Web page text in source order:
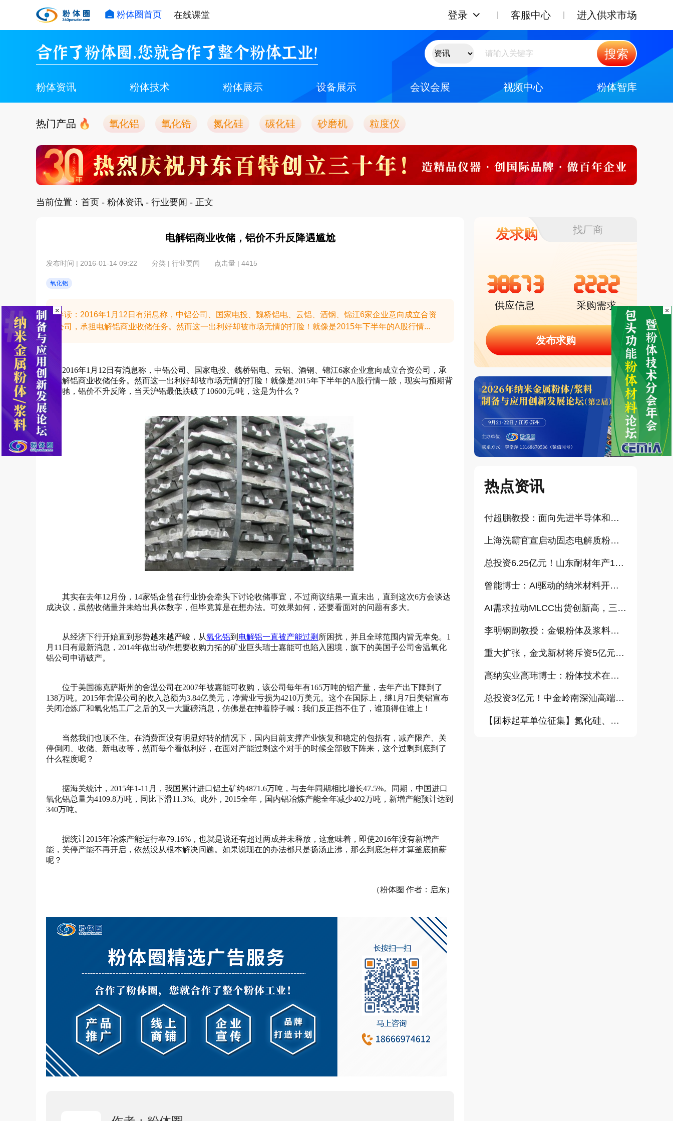
粉体圈首页 在线课堂 登录 客服中心 进入供求市场
合作了粉体圈，您就合作了整个粉体工业！ 搜索
粉体资讯 粉体技术 粉体展示 设备展示 会议会展 视频中心 粉体智库
热门产品 氧化铝 氧化锆 氮化硅 碳化硅 砂磨机 粒度仪
当前位置： 首页 - 粉体资讯 - 行业要闻 - 正文
电解铝商业收储，铝价不升反降遇尴尬
发布时间 | 2016-01-14 09:22 分类 | 行业要闻 点击量 | 4415
氧化铝
导读：2016年1月12日有消息称，中铝公司、国家电投、魏桥铝电、云铝、酒钢、锦江6家企业意向成立合资
公司，承担电解铝商业收储任务。然而这一出利好却被市场无情的打脸！就像是2015年下半年的A股行情...
2016年1月12日有消息称，中铝公司、国家电投、魏桥铝电、云铝、酒钢、锦江6家企业意向成立合资公司，承
担电解铝商业收储任务。然而这一出利好却被市场无情的打脸！就像是2015年下半年的A股行情一般，现实与预期背
道而驰，铝价不升反降，当天沪铝最低跌破了10600元/吨，这是为什么？
其实在去年12月份，14家铝企曾在行业协会牵头下讨论收储事宜，不过商议结果一直未出，直到这次6方会谈达
成决议，虽然收储量并未给出具体数字，但毕竟算是在想办法。可效果如何，还要看面对的问题有多大。
从经济下行开始直到形势越来越严峻，从氧化铝到 电解铝一直被产能过剩 所困扰，并且全球范围内皆无幸免。1
月11日有最新消息，2014年做出动作想要收购力拓的矿业巨头瑞士嘉能可也陷入困境，旗下的美国子公司舍温氧化
铝公司申请破产。
位于美国德克萨斯州的舍温公司在2007年被嘉能可收购，该公司每年有165万吨的铝产量，去年产出下降到了
138万吨。2015年舍温公司的收入总额为3.84亿美元，净营业亏损为4210万美元。这个在国际上，继1月7日美铝宣布
关闭冶炼厂和氧化铝工厂之后的又一大重磅消息，仿佛是在抻着脖子喊：我们反正挡不住了，谁顶得住谁上！
当然我们也顶不住。在消费面没有明显好转的情况下，国内目前支撑产业恢复和稳定的包括有，减产限产、关
停倒闭、收储、新电改等，然而每个看似利好，在面对产能过剩这个对手的时候全部败下阵来，这个过剩到底到了
什么程度呢？
据海关统计，2015年1-11月，我国累计进口铝土矿约4871.6万吨，与去年同期相比增长47.5%。同期，中国进口
氧化铝总量为4109.8万吨，同比下滑11.3%。此外，2015全年，国内铝冶炼产能全年减少402万吨，新增产能预计达到
340万吨。
据统计2015年冶炼产能运行率79.16%，也就是说还有超过两成并未释放，这意味着，即使2016年没有新增产
能，关停产能不再开启，依然没从根本解决问题。如果说现在的办法都只是扬汤止沸，那么到底怎样才算釜底抽薪
呢？
（粉体圈 作者： 启东）
发求购 找厂商
38673
供应信息
2222
采购需求
发布求购
热点资讯
付超鹏教授：面向先进半导体和大健康产业的高纯超细氧化铝研发（报告）
上海洗霸官宣启动固态电解质粉体产业化项目
总投资6.25亿元！山东耐材年产15万吨高科技新材料项目正式开工
曾能博士：AI驱动的纳米材料开发新范式技术研究及基地建设（报告）
AI需求拉动MLCC出货创新高，三星、太阳诱电相继涨价
李明钢副教授：金银粉体及浆料增值化路径探讨（报告）
重大扩张，金戈新材将斥资5亿元打造“功能性粉体新材料智能制造基地”
高纳实业高玮博士：粉体技术在电池材料工业中的进展与需求（报告）
总投资3亿元！中金岭南深汕高端金属复合材料扩产项目正式开工
【团标起草单位征集】氮化硅、金刚石、碳化铪、氧化铝等
× ×